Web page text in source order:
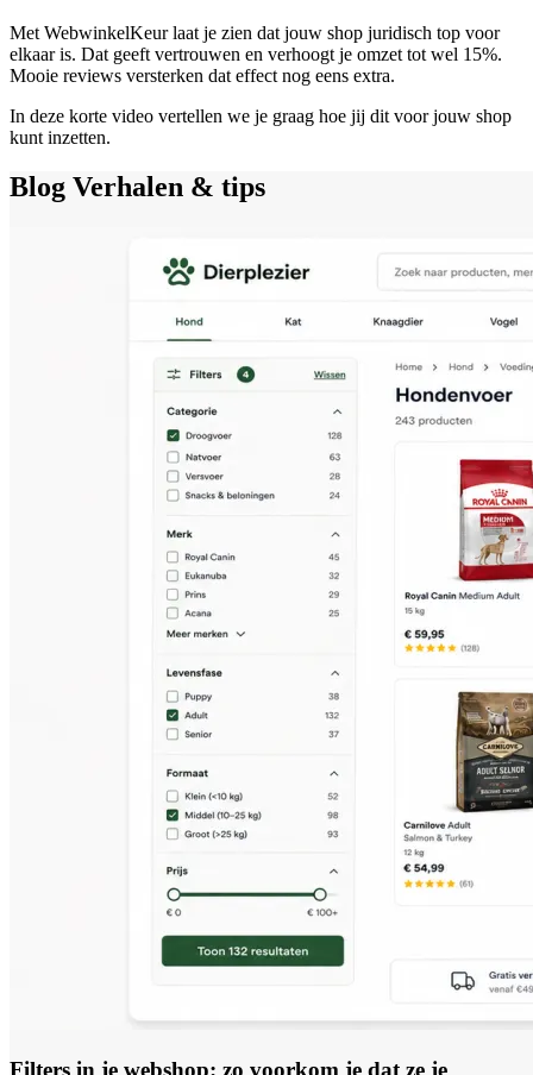
Met WebwinkelKeur laat je zien dat jouw shop juridisch top voor
elkaar is. Dat geeft vertrouwen en verhoogt je omzet tot wel 15%.
Mooie reviews versterken dat effect nog eens extra.
In deze korte video vertellen we je graag hoe jij dit voor jouw shop
kunt inzetten.
Blog Verhalen & tips
Filters in je webshop: zo voorkom je dat ze je